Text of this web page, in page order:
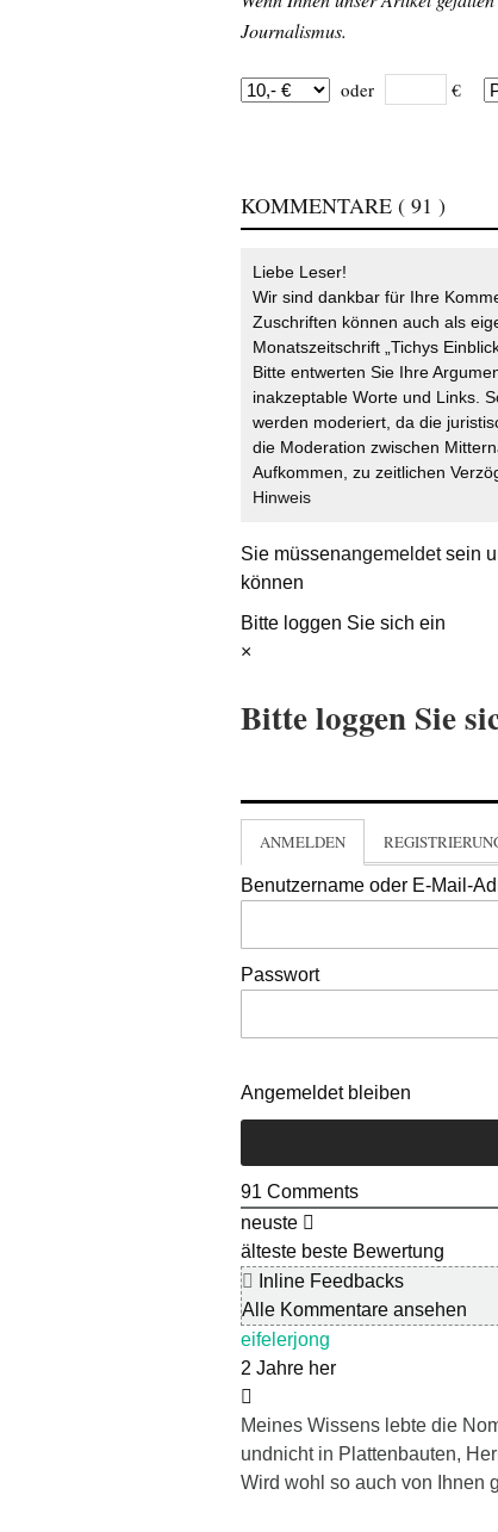
Journalismus.
oder €
KOMMENTARE ( 91 )
Liebe Leser!
Wir sind dankbar für Ihre
Zuschriften können auch als
Monatszeitschrift „Tichys
Bitte entwerten Sie Ihre
inakzeptable Worte und Links.
werden moderiert, da die
die Moderation zwischen
Aufkommen, zu zeitlichen
Hinweis
Sie müssenangemeldetsein
können
Bitte loggen Sie sich ein
×
Bitte loggen Sie
ANMELDEN
Benutzername oder E-Mail-
Passwort
Angemeldet bleiben
91 Comments
neuste
älteste beste Bewertung
Inline Feedbacks
Alle Kommentare ansehen
eifelerjong
2 Jahre her
Meines Wissens lebte die
undnicht in Plattenbauten,
Wird wohl so auch von Ihnen